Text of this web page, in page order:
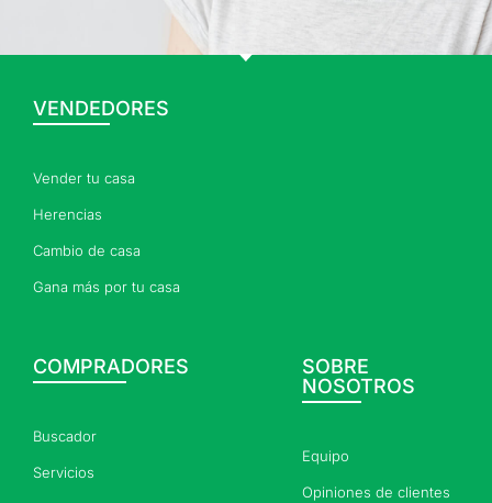
VENDEDORES
Vender tu casa
Herencias
Cambio de casa
Gana más por tu casa
COMPRADORES
Buscador
Servicios
SOBRE
NOSOTROS
Equipo
Opiniones de clientes